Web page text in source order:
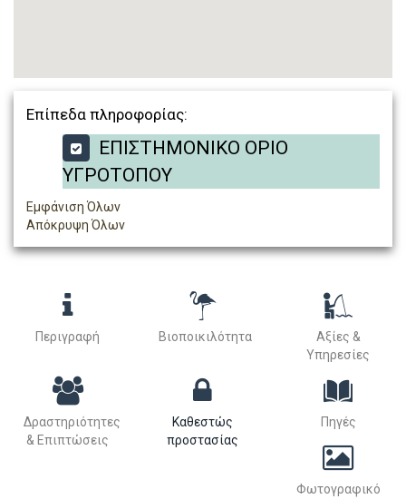
Επίπεδα πληροφορίας:
ΕΠΙΣΤΗΜΟΝΙΚΟ ΟΡΙΟ
ΥΓΡΟΤΟΠΟΥ
Εμφάνιση Όλων
Απόκρυψη Όλων
Περιγραφή Βιοποικιλότητα
Αξίες &
Υπηρεσίες
Δραστηριότητες
& Επιπτώσεις
Καθεστώς
προστασίας
Πηγές
Φωτογραφικό